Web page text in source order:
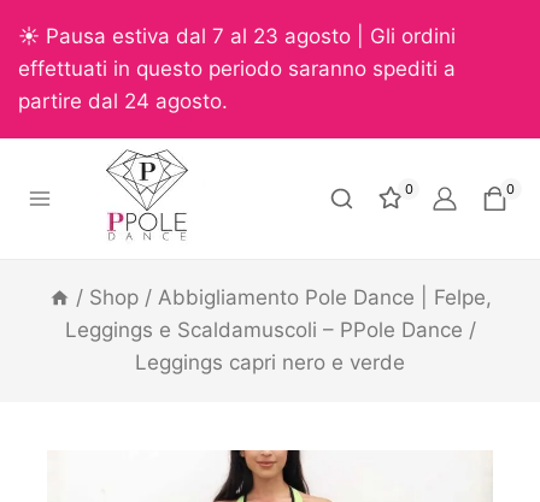
☀️ Pausa estiva dal 7 al 23 agosto | Gli ordini
effettuati in questo periodo saranno spediti a
partire dal 24 agosto.
0 0
/ Shop / Abbigliamento Pole Dance | Felpe,
Leggings e Scaldamuscoli – PPole Dance /
Leggings capri nero e verde